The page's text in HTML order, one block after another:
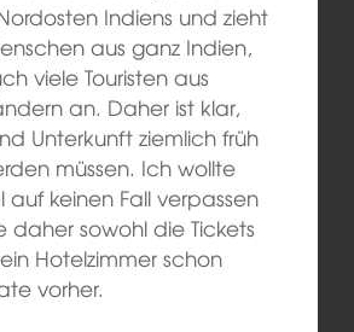
Indiens und zieht
aus ganz Indien,
viele Touristen aus
an. Daher ist klar,
Unterkunft ziemlich früh
müssen. Ich wollte
auf keinen Fall verpassen
daher sowohl die Tickets
Hotelzimmer schon
vorher.